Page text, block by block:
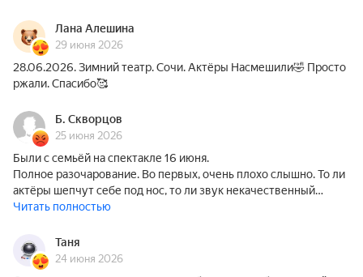
Лана Алешина
29 июня 2026
28.06.2026. Зимний театр. Сочи. Актёры Насмешили🤣 Просто
ржали. Спасибо🥰
Б. Скворцов
25 июня 2026
Были с семьёй на спектакле 16 июня.
Полное разочарование. Во первых, очень плохо слышно. То ли
актёры шепчут себе под нос, то ли звук некачественный…
Читать полностью
Таня
24 июня 2026